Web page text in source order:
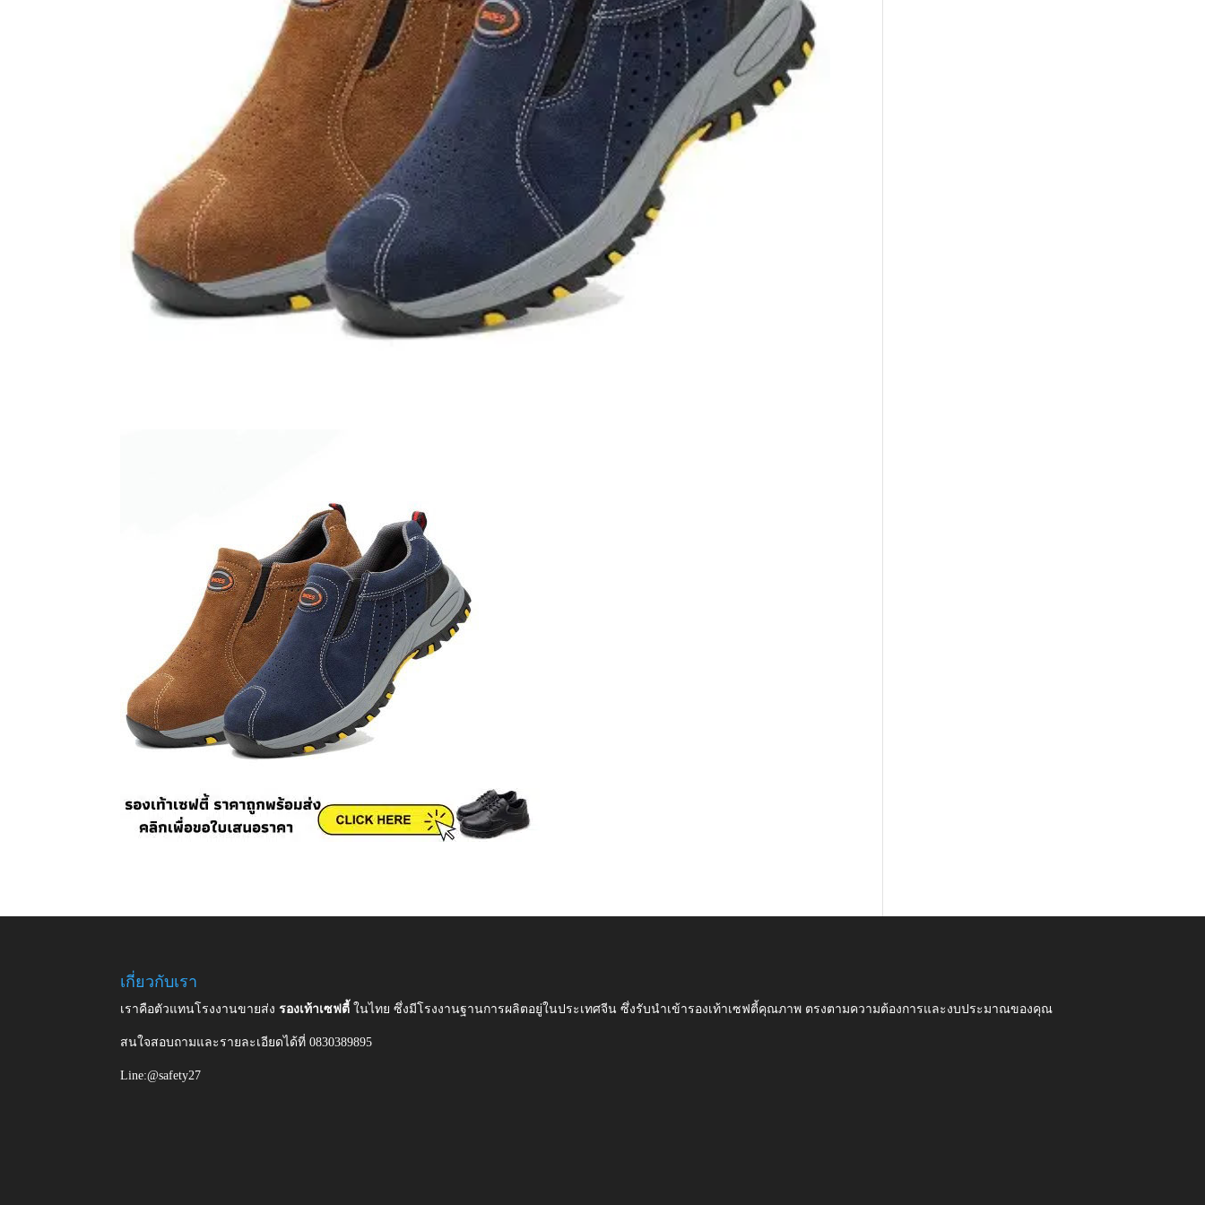
เกี่ยวกับเรา
เราคือตัวแทนโรงงานขายส่งรองเท้าเซฟตี้ในไทย ซึ่งมีโรงงานฐานการผลิตอยู่ในประเทศจีน ซึ่งรับนำเข้ารองเท้าเซฟตี้คุณภาพ ตรงตามความต้องการและงบประมาณของคุณ
สนใจสอบถามและรายละเอียดได้ที่ 0830389895
Line:@safety27